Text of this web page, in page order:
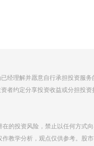
经理解并愿意自行承担投资服
者约定分享投资收益或分担投
的投资风险，禁止以任何方式
教学分析，观点仅供参考。股